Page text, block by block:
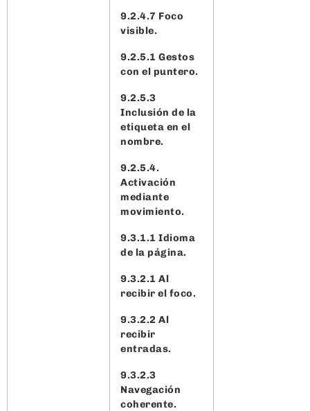
9.2.4.7 Foco
visible.
9.2.5.1 Gestos
con el puntero.
9.2.5.3
Inclusión de la
etiqueta en el
nombre.
9.2.5.4.
Activación
mediante
movimiento.
9.3.1.1 Idioma
de la página.
9.3.2.1 Al
recibir el foco.
9.3.2.2 Al
recibir
entradas.
9.3.2.3
Navegación
coherente.